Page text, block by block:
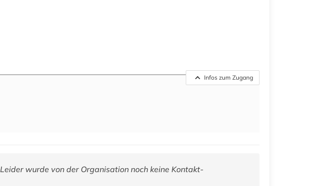
Infos zum Zugang
Leider wurde von der Organisation noch keine Kontakt-